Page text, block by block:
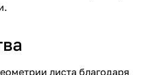
листа благодаря